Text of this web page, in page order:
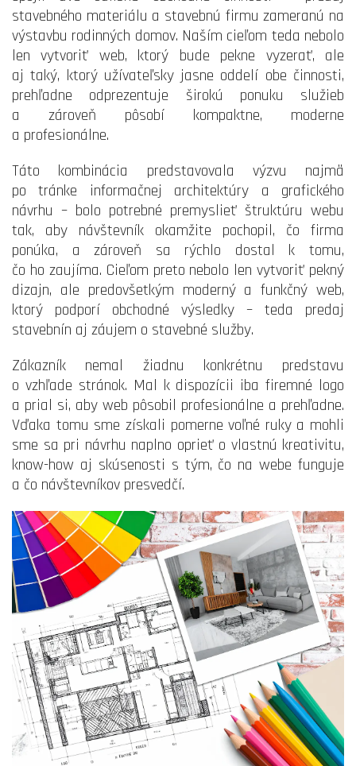
stavebného materiálu a stavebnú firmu zameranú na
výstavbu rodinných domov. Naším cieľom teda nebolo
len vytvoriť web, ktorý bude pekne vyzerať, ale
aj taký, ktorý užívateľsky jasne oddelí obe činnosti,
prehľadne odprezentuje širokú ponuku služieb
a zároveň pôsobí kompaktne, moderne
a profesionálne.
Táto kombinácia predstavovala výzvu najmä
po tránke informačnej architektúry a grafického
návrhu – bolo potrebné premyslieť štruktúru webu
tak, aby návštevník okamžite pochopil, čo firma
ponúka, a zároveň sa rýchlo dostal k tomu,
čo ho zaujíma. Cieľom preto nebolo len vytvoriť pekný
dizajn, ale predovšetkým moderný a funkčný web,
ktorý podporí obchodné výsledky – teda predaj
stavebnín aj záujem o stavebné služby.
Zákazník nemal žiadnu konkrétnu predstavu
o vzhľade stránok. Mal k dispozícii iba firemné logo
a prial si, aby web pôsobil profesionálne a prehľadne.
Vďaka tomu sme získali pomerne voľné ruky a mohli
sme sa pri návrhu naplno oprieť o vlastnú kreativitu,
know-how aj skúsenosti s tým, čo na webe funguje
a čo návštevníkov presvedčí.